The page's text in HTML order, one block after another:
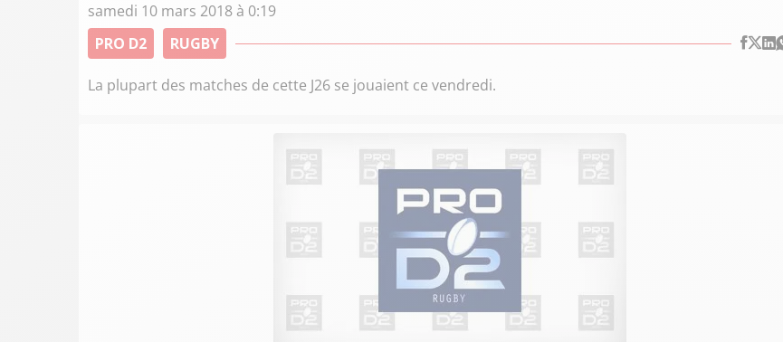
samedi 10 mars 2018 à 0:19
PRO D2
RUGBY
La plupart des matches de cette J26 se jouaient ce vendredi.